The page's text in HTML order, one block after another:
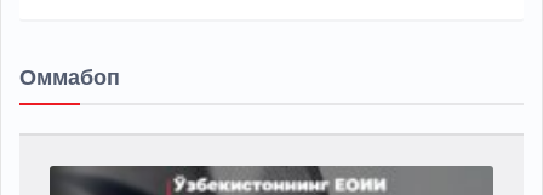
Оммабоп